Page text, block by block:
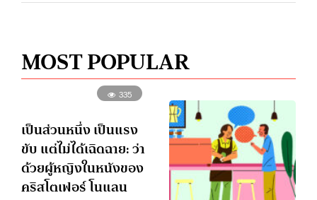
MOST POPULAR
335
เป็นส่วนหนึ่ง เป็นแรง
ขับ แต่ไม่ได้เฉิดฉาย: ว่า
ด้วยผู้หญิงในหนังของ
คริสโตเฟอร์ โนแลน